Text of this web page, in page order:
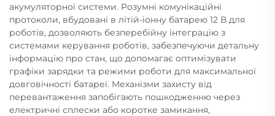
акумуляторної системи. Розумні комунікаційні
протоколи, вбудовані в літій-іонну батарею 12 В для
роботів, дозволяють безперебійну інтеграцію з
системами керування роботів, забезпечуючи детальну
інформацію про стан, що допомагає оптимізувати
графіки зарядки та режими роботи для максимальної
довговічності батареї. Механізми захисту від
перевантаження запобігають пошкодженню через
електричні сплески або коротке замикання,